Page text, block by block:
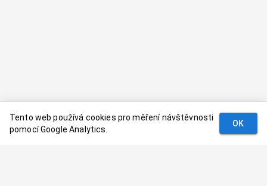
Tento web používá cookies pro měření návštěvnosti
pomocí Google Analytics.
OK